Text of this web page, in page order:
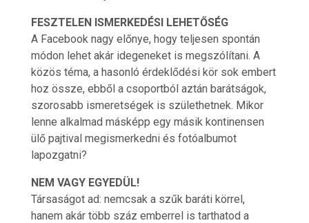
FESZTELEN ISMERKEDÉSI LEHETŐSÉG
A Facebook nagy előnye, hogy teljesen spontán
módon lehet akár idegeneket is megszólítani. A
közös téma, a hasonló érdeklődési kör sok embert
hoz össze, ebből a csoportból aztán barátságok,
szorosabb ismeretségek is születhetnek. Mikor
lenne alkalmad másképp egy másik kontinensen
ülő pajtival megismerkedni és fotóalbumot
lapozgatni?
NEM VAGY EGYEDÜL!
Társaságot ad: nemcsak a szűk baráti körrel,
hanem akár több száz emberrel is tarthatod a